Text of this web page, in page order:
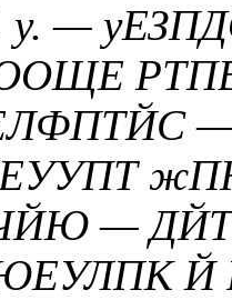
у. —
—
Й